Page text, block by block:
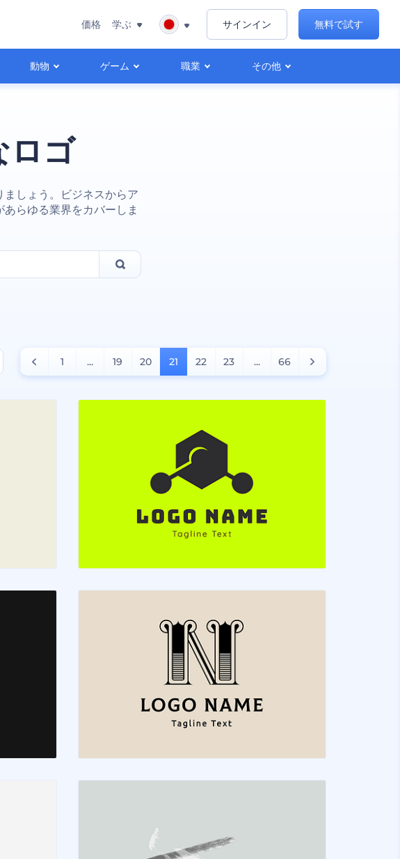
動物 ゲーム 職業 その他
価格 学ぶ サインイン 無料で試す
ロゴ
しょう。ビジネスからア
らゆる業界をカバーしま
1 ... 19 20 21 22 23 ... 66